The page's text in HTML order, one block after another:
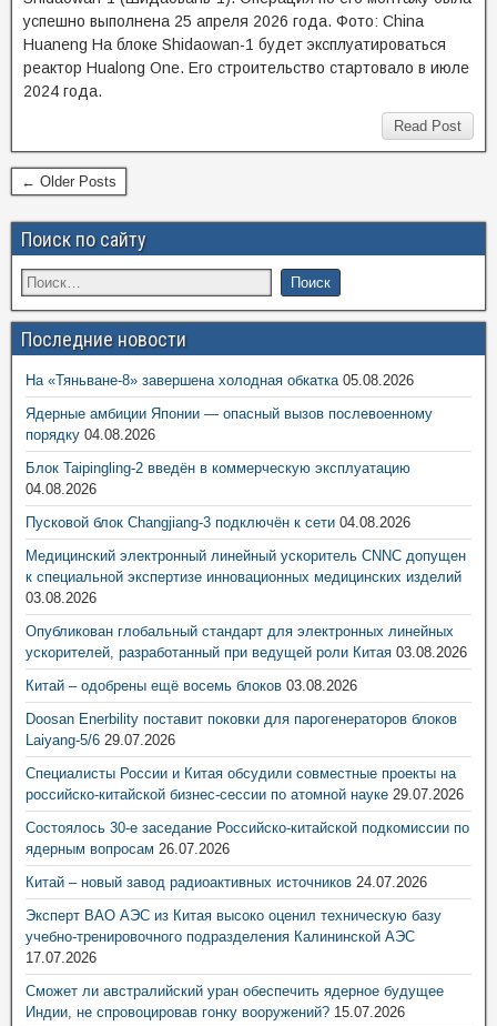
успешно выполнена 25 апреля 2026 года. Фото: China
Huaneng На блоке Shidaowan-1 будет эксплуатироваться
реактор Hualong One. Его строительство стартовало в июле
2024 года.
Read Post
← Older Posts
Поиск по сайту
Последние новости
На «Тяньване-8» завершена холодная обкатка 05.08.2026
Ядерные амбиции Японии — опасный вызов послевоенному
порядку 04.08.2026
Блок Taipingling-2 введён в коммерческую эксплуатацию
04.08.2026
Пусковой блок Changjiang-3 подключён к сети 04.08.2026
Медицинский электронный линейный ускоритель CNNC допущен
к специальной экспертизе инновационных медицинских изделий
03.08.2026
Опубликован глобальный стандарт для электронных линейных
ускорителей, разработанный при ведущей роли Китая 03.08.2026
Китай – одобрены ещё восемь блоков 03.08.2026
Doosan Enerbility поставит поковки для парогенераторов блоков
Laiyang-5/6 29.07.2026
Специалисты России и Китая обсудили совместные проекты на
российско-китайской бизнес-сессии по атомной науке 29.07.2026
Состоялось 30-е заседание Российско-китайской подкомиссии по
ядерным вопросам 26.07.2026
Китай – новый завод радиоактивных источников 24.07.2026
Эксперт ВАО АЭС из Китая высоко оценил техническую базу
учебно-тренировочного подразделения Калининской АЭС
17.07.2026
Сможет ли австралийский уран обеспечить ядерное будущее
Индии, не спровоцировав гонку вооружений? 15.07.2026